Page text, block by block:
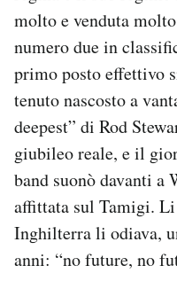
molto e venduta
numero due in
primo posto effettivo
tenuto nascosto a
deepest” di Rod
giubileo reale, e il
band suonò davanti a
affittata sul Tamigi.
Inghilterra li odiava,
anni: “no future, no